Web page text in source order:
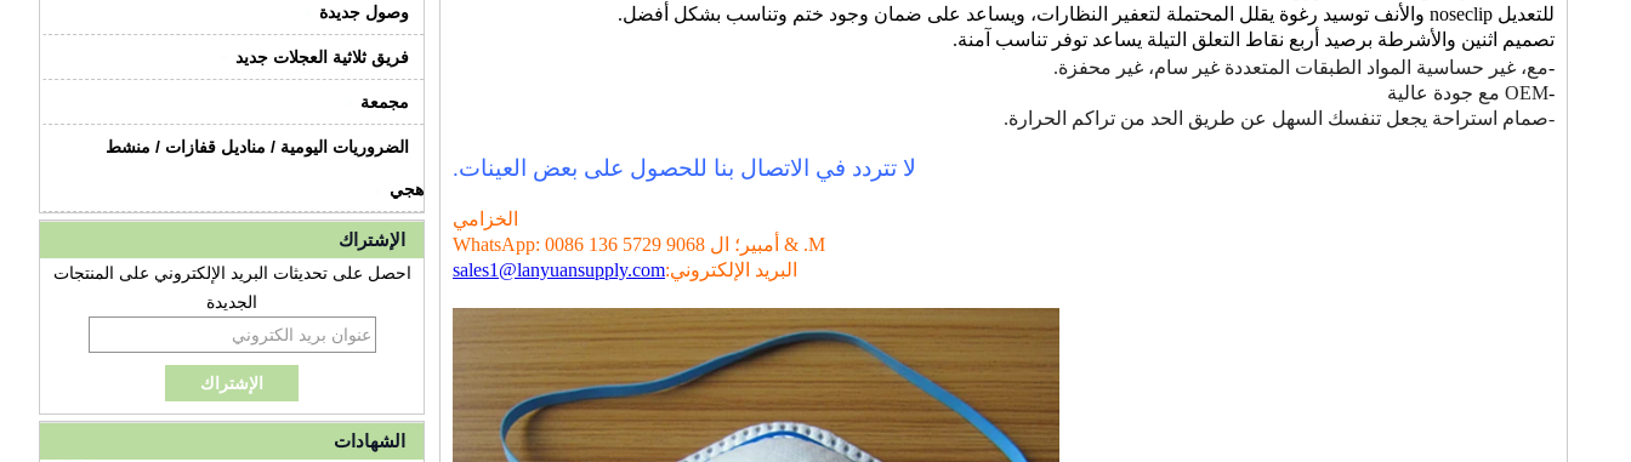
وصول جديدة
فريق ثلاثية العجلات جديد
مجمعة
الضروريات اليومية / مناديل قفازات / منشط
هجي
الإشتراك
احصل على تحديثات البريد الإلكتروني على المنتجات
الجديدة
الشهادات
للتعديل noseclip والأنف توسيد رغوة يقلل المحتملة لتعفير النظارات، ويساعد على ضمان وجود ختم وتناسب بشكل أفضل.
تصميم اثنين والأشرطة برصيد أربع نقاط التعلق التيلة يساعد توفر تناسب آمنة.
-مع، غير حساسية المواد الطبقات المتعددة غير سام، غير محفزة.
-OEM مع جودة عالية
-صمام استراحة يجعل تنفسك السهل عن طريق الحد من تراكم الحرارة.
لا تتردد في الاتصال بنا للحصول على بعض العينات.
الخزامي
M. & أمبير؛ ال WhatsApp: 0086 136 5729 9068
البريد الإلكتروني:sales1@lanyuansupply.com